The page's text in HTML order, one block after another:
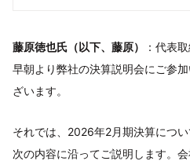
藤原徳也氏（以下、藤原）
：代表
早朝より弊社の決算説明会にご参
ざいます。
それでは、2026年2月期決算につ
次の内容に沿ってご説明します。